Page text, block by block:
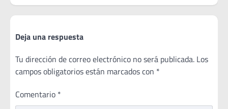
Deja una respuesta
Tu dirección de correo electrónico no será publicada. Los
campos obligatorios están marcados con *
Comentario *